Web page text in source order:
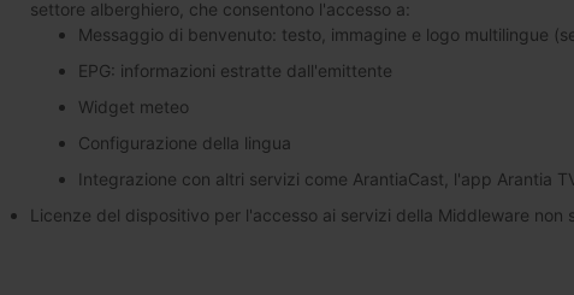
settore alberghiero, che consentono l'accesso a:
Messaggio di benvenuto: testo, immagine e logo multilingue
EPG: informazioni estratte dall'emittente
Widget meteo
Configurazione della lingua
Integrazione con altri servizi come ArantiaCast, l'app Arantia
Licenze del dispositivo per l'accesso ai servizi della Middleware non